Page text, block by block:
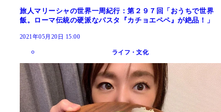
旅人マリーシャの世界一周紀行：第２９７回「おうちで世界
飯。ローマ伝統の硬派なパスタ『カチョエペペ』が絶品！」
2021年05月20日 15:00
ライフ・文化